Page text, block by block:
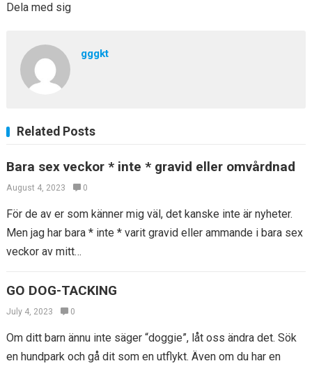
Dela med sig
gggkt
Related Posts
Bara sex veckor * inte * gravid eller omvårdnad
August 4, 2023 0
För de av er som känner mig väl, det kanske inte är nyheter.
Men jag har bara * inte * varit gravid eller ammande i bara sex
veckor av mitt…
GO DOG-TACKING
July 4, 2023 0
Om ditt barn ännu inte säger “doggie”, låt oss ändra det. Sök
en hundpark och gå dit som en utflykt. Även om du har en